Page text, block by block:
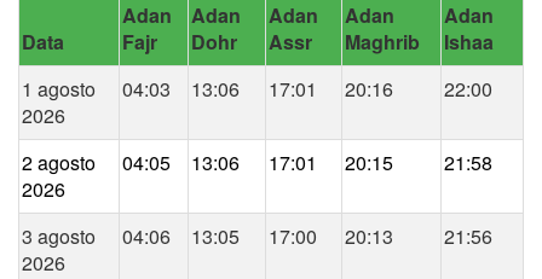
Data
Adan
Fajr
Adan
Dohr
Adan
Assr
Adan
Maghrib
Adan
Ishaa
1 agosto
2026
04:03 13:06 17:01 20:16 22:00
2 agosto
2026
04:05 13:06 17:01 20:15 21:58
3 agosto
2026
04:06 13:05 17:00 20:13 21:56